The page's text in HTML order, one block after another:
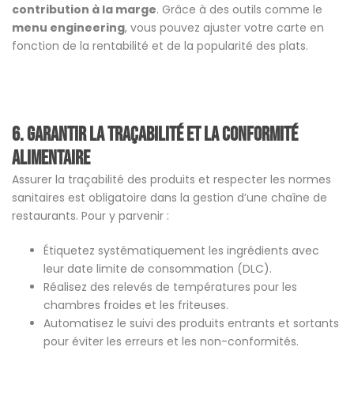
contribution à la marge. Grâce à des outils comme le
menu engineering, vous pouvez ajuster votre carte en
fonction de la rentabilité et de la popularité des plats.
6. Garantir la traçabilité et la conformité
alimentaire
Assurer la traçabilité des produits et respecter les normes
sanitaires est obligatoire dans la gestion d’une chaîne de
restaurants. Pour y parvenir :
Étiquetez systématiquement les ingrédients avec
leur date limite de consommation (DLC).
Réalisez des relevés de températures pour les
chambres froides et les friteuses.
Automatisez le suivi des produits entrants et sortants
pour éviter les erreurs et les non-conformités.